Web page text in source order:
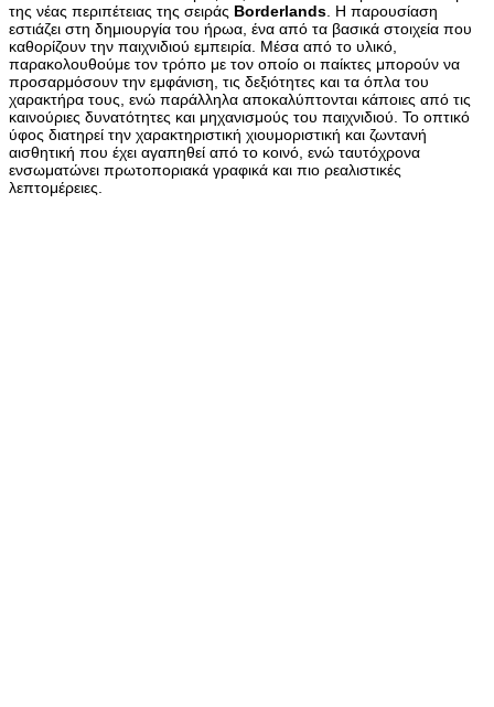
της νέας περιπέτειας της σειράς Borderlands . Η παρουσίαση
εστιάζει στη δημιουργία του ήρωα, ένα από τα βασικά στοιχεία που
καθορίζουν την παιχνιδιού εμπειρία. Μέσα από το υλικό,
παρακολουθούμε τον τρόπο με τον οποίο οι παίκτες μπορούν να
προσαρμόσουν την εμφάνιση, τις δεξιότητες και τα όπλα του
χαρακτήρα τους, ενώ παράλληλα αποκαλύπτονται κάποιες από τις
καινούριες δυνατότητες και μηχανισμούς του παιχνιδιού. Το οπτικό
ύφος διατηρεί την χαρακτηριστική χιουμοριστική και ζωντανή
αισθητική που έχει αγαπηθεί από το κοινό, ενώ ταυτόχρονα
ενσωματώνει πρωτοποριακά γραφικά και πιο ρεαλιστικές
λεπτομέρειες.